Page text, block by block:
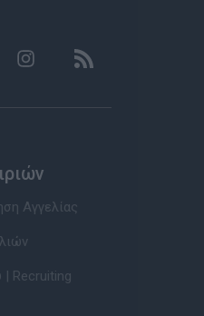
Αγγελίας
| Recruiting